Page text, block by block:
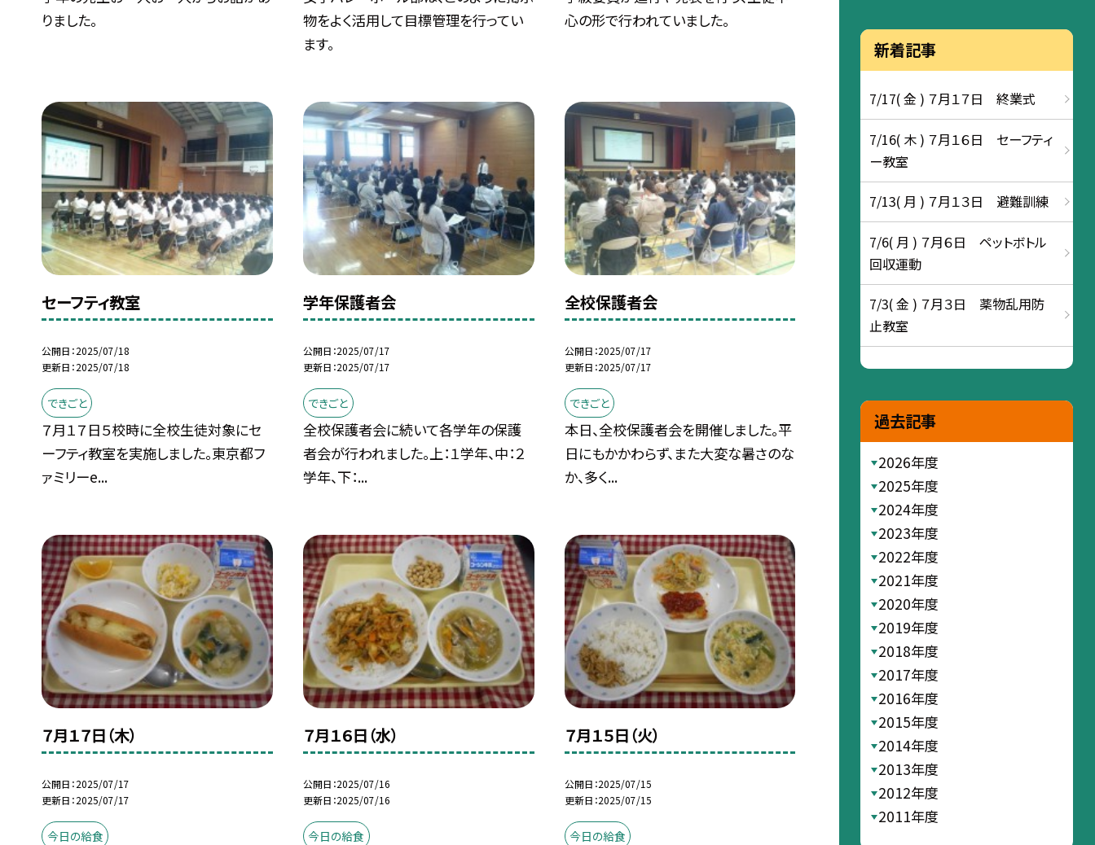
りました。
物をよく活用して目標管理を行ってい
ます。
心の形で行われていました。
セーフティ教室
公開日 2025/07/18
更新日 2025/07/18
できごと
７月１７日５校時に全校生徒対象にセ
ーフティ教室を実施しました。東京都フ
ァミリーe...
学年保護者会
公開日 2025/07/17
更新日 2025/07/17
できごと
全校保護者会に続いて各学年の保護
者会が行われました。上：１学年、中：２
学年、下：...
全校保護者会
公開日 2025/07/17
更新日 2025/07/17
できごと
本日、全校保護者会を開催しました。平
日にもかかわらず、また大変な暑さのな
か、多く...
７月１７日（木）
公開日 2025/07/17
更新日 2025/07/17
今日の給食
７月１６日（水）
公開日 2025/07/16
更新日 2025/07/16
今日の給食
７月１５日（火）
公開日 2025/07/15
更新日 2025/07/15
今日の給食
新着記事
7/17( 金 ) ７月１７日 終業式
7/16( 木 ) ７月１６日 セーフティ
ー教室
7/13( 月 ) ７月１３日 避難訓練
7/6( 月 ) ７月６日 ペットボトル
回収運動
7/3( 金 ) ７月３日 薬物乱用防
止教室
過去記事
2026年度
2025年度
2024年度
2023年度
2022年度
2021年度
2020年度
2019年度
2018年度
2017年度
2016年度
2015年度
2014年度
2013年度
2012年度
2011年度